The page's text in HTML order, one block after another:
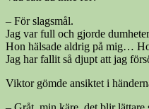
– För slagsmål.
Jag var full och gjorde
Hon hälsade aldrig på mig…
Jag har fallit så djupt att jag
Viktor gömde ansiktet i